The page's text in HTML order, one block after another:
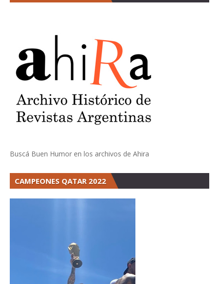
Buscá Buen Humor en los archivos de Ahira
CAMPEONES QATAR 2022